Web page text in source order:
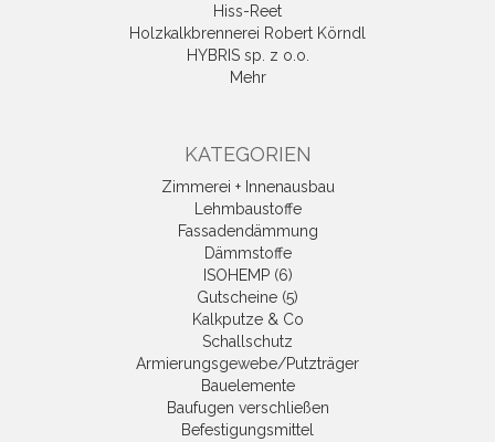
Hiss-Reet
Holzkalkbrennerei Robert Körndl
HYBRIS sp. z o.o.
Mehr
KATEGORIEN
Zimmerei + Innenausbau
Lehmbaustoffe
Fassadendämmung
Dämmstoffe
ISOHEMP (6)
Gutscheine (5)
Kalkputze & Co
Schallschutz
Armierungsgewebe/Putzträger
Bauelemente
Baufugen verschließen
Befestigungsmittel